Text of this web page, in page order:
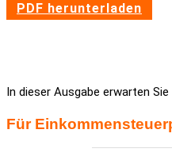
PDF herun­ter­laden
In dieser Ausgabe erwarten
Für